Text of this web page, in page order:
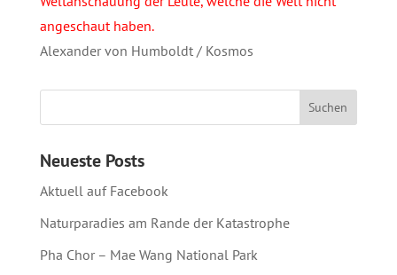
angeschaut haben.
Alexander von Humboldt / Kosmos
Neueste Posts
Aktuell auf Facebook
Naturparadies am Rande der Katastrophe
Pha Chor – Mae Wang National Park